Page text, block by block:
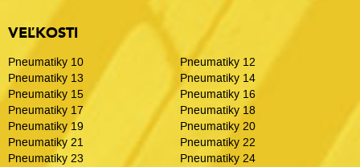
VEĽKOSTI
Pneumatiky 10
Pneumatiky 12
Pneumatiky 13
Pneumatiky 14
Pneumatiky 15
Pneumatiky 16
Pneumatiky 17
Pneumatiky 18
Pneumatiky 19
Pneumatiky 20
Pneumatiky 21
Pneumatiky 22
Pneumatiky 23
Pneumatiky 24